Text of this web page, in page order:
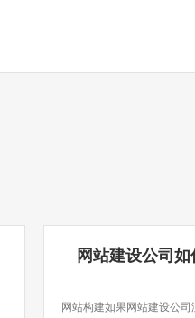
网站建设公司
网站构建如果网站建设公